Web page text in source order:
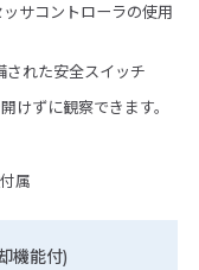
サコントローラの使用
された安全スイッチ
けずに観察できます。
属
機能付)